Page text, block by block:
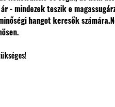
- mindezek teszik e
hangot keresők számára.